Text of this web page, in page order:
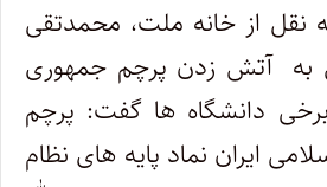
نقل از خانه ملت، محمدتقی
به آتش زدن پرچم جمهوری
دانشگاه ها گفت: پرچم
ایران نماد پایه های نظام